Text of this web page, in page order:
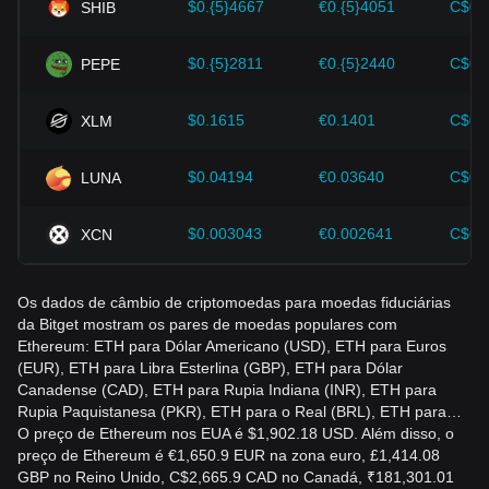
mudanças no preço do Ethereum e ajustar suas estratégias
SHIB $0.{5}4667 €0.{5}4051
PEPE $0.{5}2811 €0.{5}2440
XLM $0.1615 €0.1401
LUNA $0.04194 €0.03640
XCN $0.003043 €0.002641
Os dados de câmbio de criptomoedas para moedas fiduciárias
da Bitget mostram os pares de moedas populares com
Ethereum: ETH para Dólar Americano (USD), ETH para Euros
(EUR), ETH para Libra Esterlina (GBP), ETH para Dólar
Canadense (CAD), ETH para Rupia Indiana (INR), ETH para
Rupia Paquistanesa (PKR), ETH para o Real (BRL), ETH para…
O preço de Ethereum nos EUA é $1,902.18 USD. Além disso, o
preço de Ethereum é €1,650.9 EUR na zona euro, £1,414.08
GBP no Reino Unido, C$2,665.9 CAD no Canadá, ₹181,301.01